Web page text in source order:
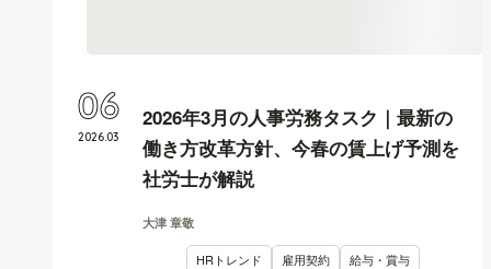
2026年3月の人事労務タスク｜最新の
働き方改革方針、今春の賃上げ予測を
社労士が解説
大津 章敬
HRトレンド 雇用契約 給与・賞与
2026.03
06